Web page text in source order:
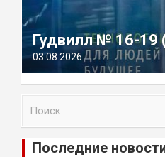
Гудвилл № 16-19
03.08.2026
и
Последние